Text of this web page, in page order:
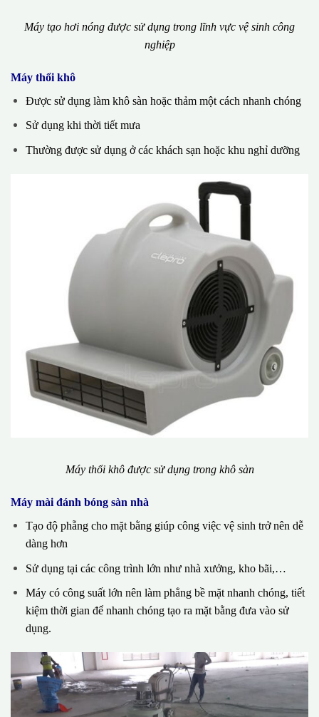
Máy tạo hơi nóng được sử dụng trong lĩnh vực vệ sinh công
nghiệp
Máy thổi khô
Được sử dụng làm khô sàn hoặc thảm một cách nhanh chóng
Sử dụng khi thời tiết mưa
Thường được sử dụng ở các khách sạn hoặc khu nghỉ dưỡng
Máy thổi khô được sử dụng trong khô sàn
Máy mài đánh bóng sàn nhà
Tạo độ phẵng cho mặt bằng giúp công việc vệ sinh trở nên dễ
dàng hơn
Sử dụng tại các công trình lớn như nhà xưởng, kho bãi,…
Máy có công suất lớn nên làm phẳng bề mặt nhanh chóng, tiết
kiệm thời gian để nhanh chóng tạo ra mặt bằng đưa vào sử
dụng.